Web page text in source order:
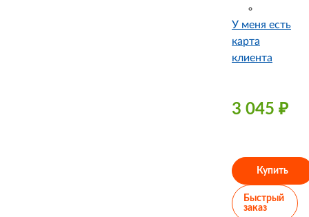
У меня есть
карта
клиента
3 045 ₽
Купить
Быстрый
заказ